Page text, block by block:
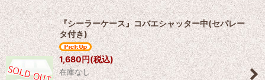
『シーラーケース』コバエシャッター中(セパレー
タ付き)
1,680円(税込)
在庫なし